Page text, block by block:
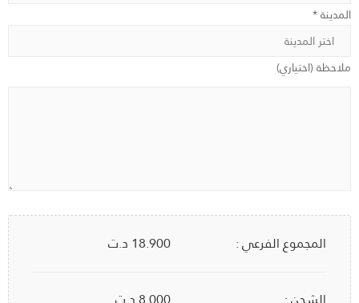
المدينة *
ملاحظة (اختياري)
المجموع الفرعي : 18.900 د.ت